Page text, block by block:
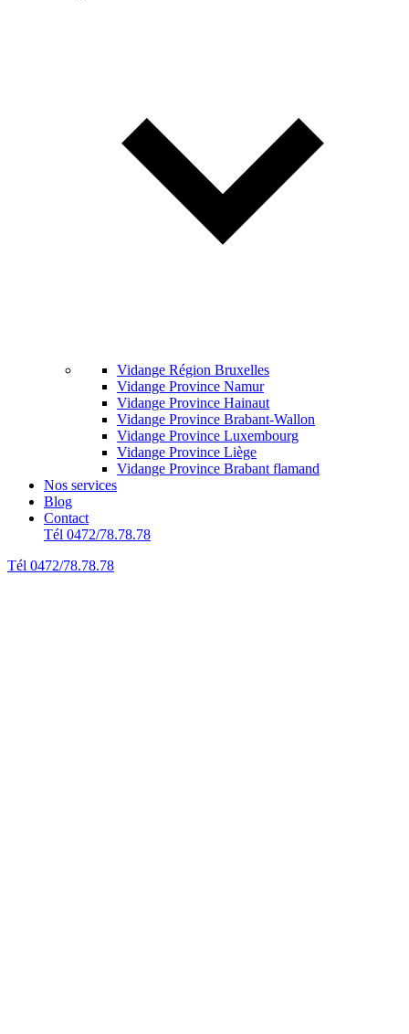
Vidange Région Bruxelles
Vidange Province Namur
Vidange Province Hainaut
Vidange Province Brabant-Wallon
Vidange Province Luxembourg
Vidange Province Liège
Vidange Province Brabant flamand
Nos services
Blog
Contact
Tél 0472/78.78.78
Tél 0472/78.78.78